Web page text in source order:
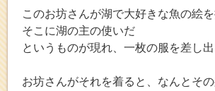
このお坊さんが湖で大好きな魚の絵を
そこに湖の主の使いだ
というものが現れ、一枚の服を差し出
お坊さんがそれを着ると、なんとそ